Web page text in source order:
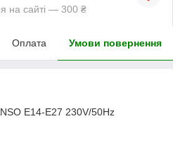
на сайті — 300 ₴
Оплата Умови повернення
E14-E27 230V/50Hz